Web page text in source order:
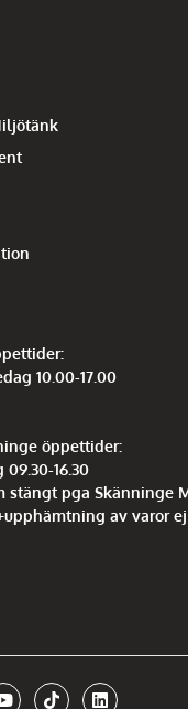
10.00-17.00
öppettider:
09.30-16.30
stängt pga Skänninge
av varor